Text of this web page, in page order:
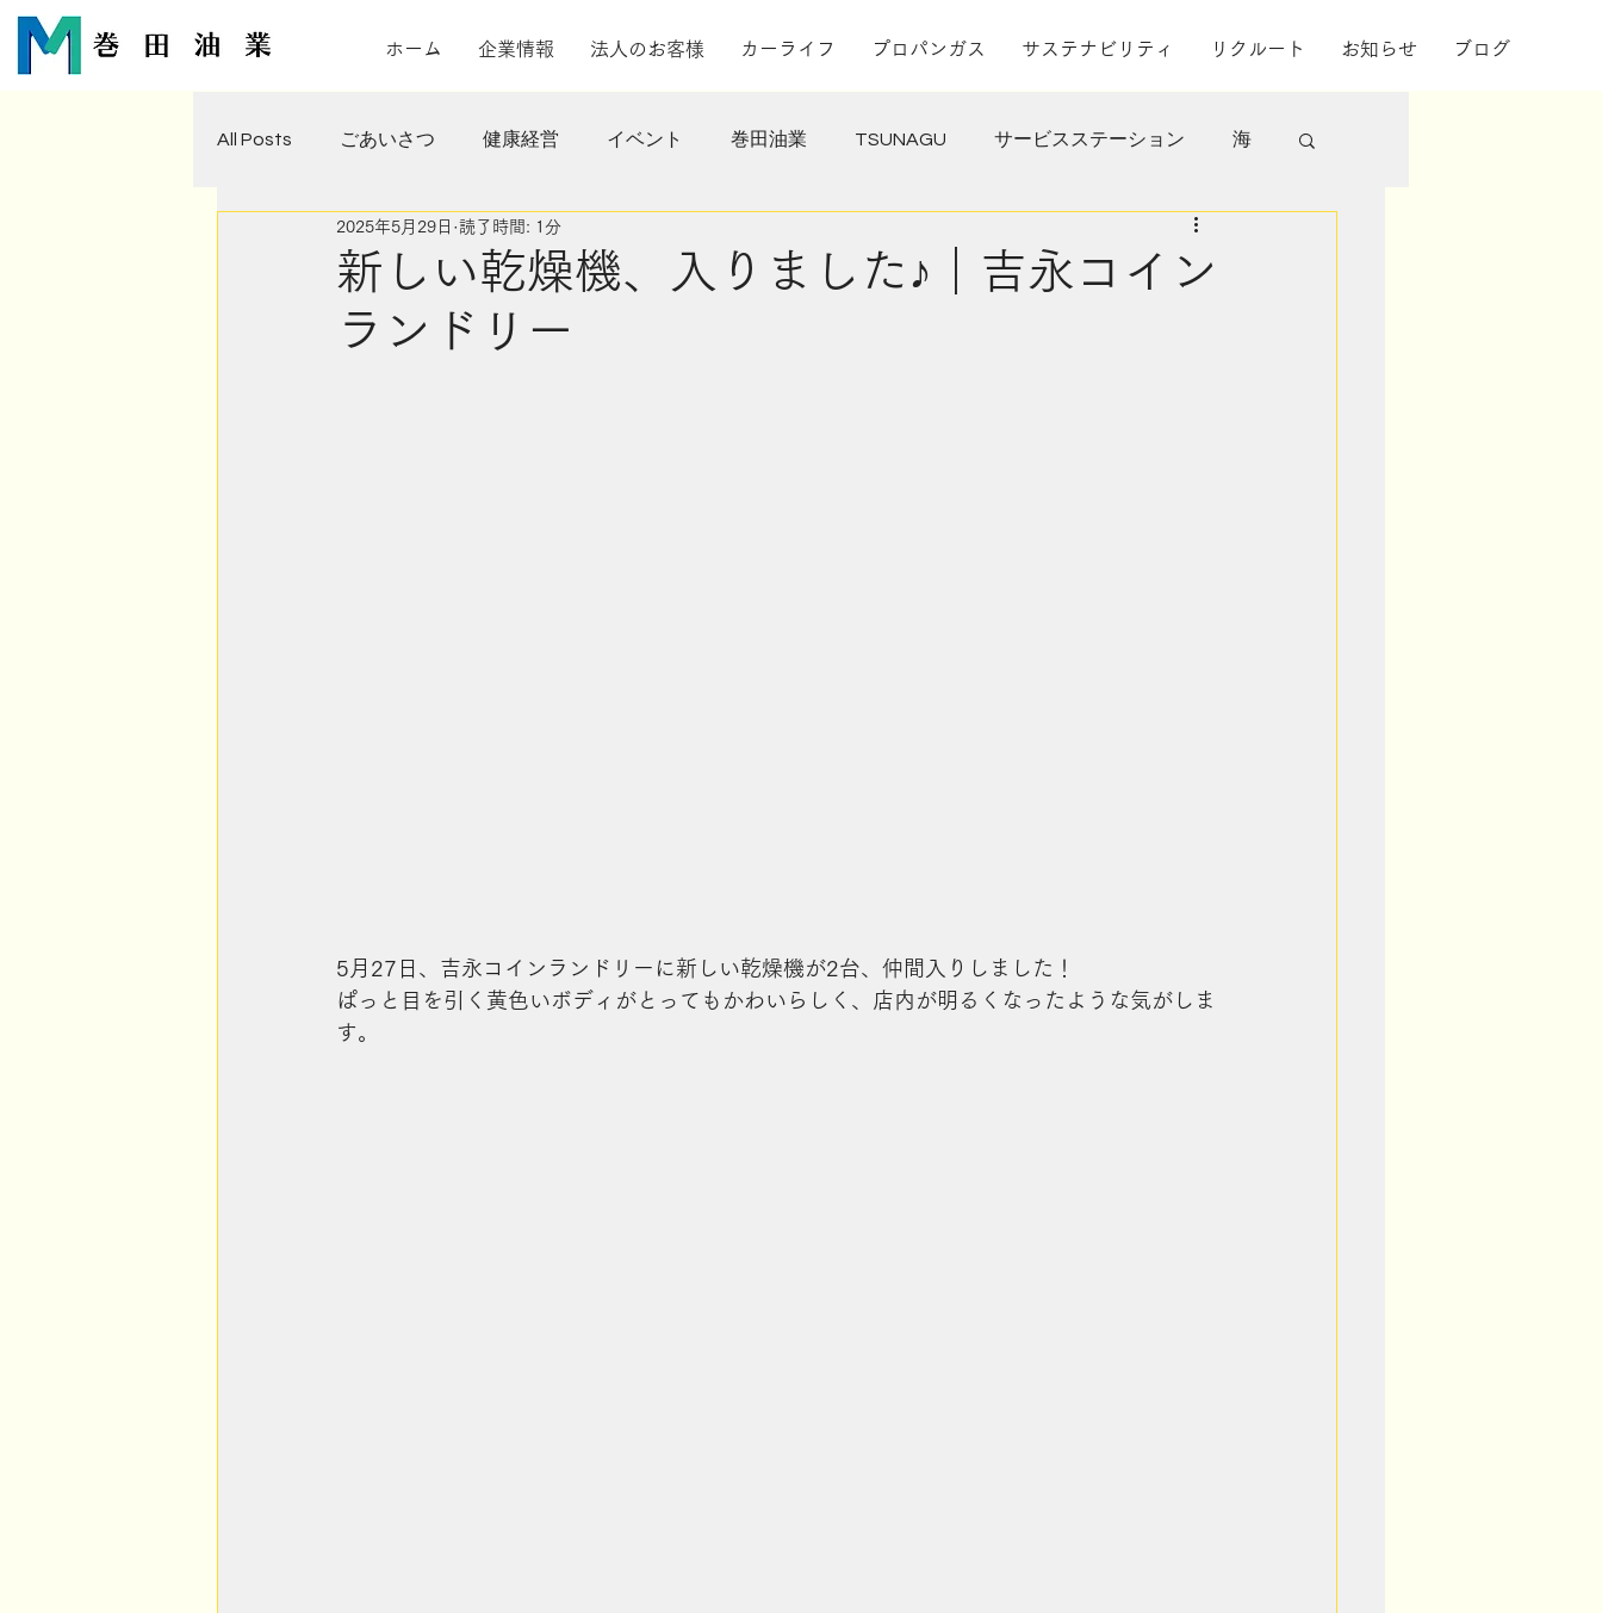
ホーム 企業情報 法人のお客様 カーライフ プロパンガス サステナビリティ リクルート お知らせ ブログ
All Posts ごあいさつ 健康経営 イベント 巻田油業 TSUNAGU サービスステーション 海
年中行事 サステナビリティ
A-1YABUTA SS 焼津インターSS
新しい乾燥機、入りました♪｜吉永コイン
ランドリー
2025年5月29日 読了時間: 1分
5月27日、吉永コインランドリーに新しい乾燥機が2台、仲間入りしました！
ぱっと目を引く黄色いボディがとってもかわいらしく、店内が明るくなったような気がしま
す。